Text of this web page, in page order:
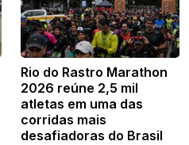
Rio do Rastro Marathon
2026 reúne 2,5 mil
atletas em uma das
corridas mais
desafiadoras do Brasil